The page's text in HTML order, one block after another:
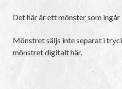
Det här är ett mönster som
Mönstret säljs inte separat i
mönstret digitalt här.